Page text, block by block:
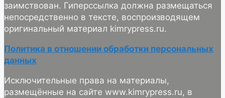
заимствован. Гиперссылка должна размещаться
непосредственно в тексте, воспроизводящем
оригинальный материал kimrypress.ru.
Политика в отношении обработки персональных
данных
Исключительные права на материалы,
размещённые на сайте www.kimrypress.ru, в